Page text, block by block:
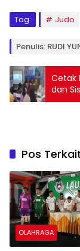
Tag: Judo
Penulis: RUDI
Cetak
dan
Pos
OLAHRAGA